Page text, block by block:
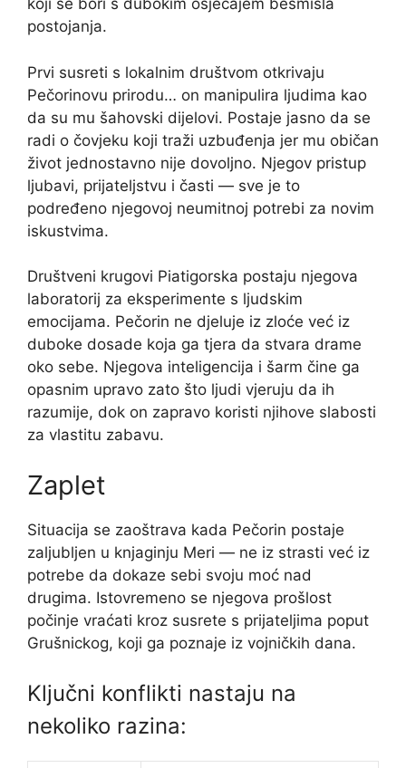
koji se bori s dubokim osjećajem besmisla
postojanja.
Prvi susreti s lokalnim društvom otkrivaju
Pečorinovu prirodu… on manipulira ljudima kao
da su mu šahovski dijelovi. Postaje jasno da se
radi o čovjeku koji traži uzbuđenja jer mu običan
život jednostavno nije dovoljno. Njegov pristup
ljubavi, prijateljstvu i časti — sve je to
podređeno njegovoj neumitnoj potrebi za novim
iskustvima.
Društveni krugovi Piatigorska postaju njegova
laboratorij za eksperimente s ljudskim
emocijama. Pečorin ne djeluje iz zloće već iz
duboke dosade koja ga tjera da stvara drame
oko sebe. Njegova inteligencija i šarm čine ga
opasnim upravo zato što ljudi vjeruju da ih
razumije, dok on zapravo koristi njihove slabosti
za vlastitu zabavu.
Zaplet
Situacija se zaoštrava kada Pečorin postaje
zaljubljen u knjaginju Meri — ne iz strasti već iz
potrebe da dokaze sebi svoju moć nad
drugima. Istovremeno se njegova prošlost
počinje vraćati kroz susrete s prijateljima poput
Grušnickog, koji ga poznaje iz vojničkih dana.
Ključni konflikti nastaju na
nekoliko razina: